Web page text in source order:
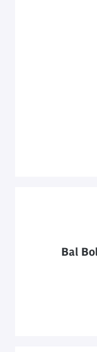
Bal